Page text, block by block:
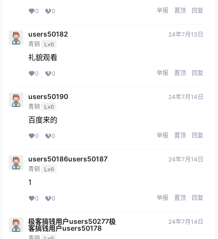
0 0 举报 置顶 回复
users50182
青铜 Lv0
24年7月13日
礼貌观看
0 0 举报 置顶 回复
users50190
青铜 Lv0
24年7月14日
百度来的
0 0 举报 置顶 回复
users50186users50187
青铜 Lv0
24年7月14日
1
0 0 举报 置顶 回复
极客搞钱用户users50277极
客搞钱用户users50178
24年7月14日